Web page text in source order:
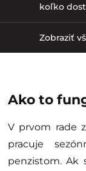
koľko
Zobraziť
Ako to
V prvom rade
pracuje
penzistom. Ak